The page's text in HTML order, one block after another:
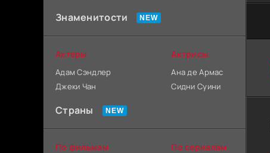
Знаменитости
Актеры
Адам Сэндлер
Джеки Чан
Актрисы
Ана де Армас
Сидни Суини
Страны
По фильмам По сериалам